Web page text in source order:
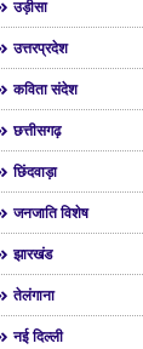
उड़ीसा
उत्तरप्रदेश
कविता संदेश
छत्तीसगढ़
छिंदवाड़ा
जनजाति विशेष
झारखंड
तेलंगाना
नई दिल्ली